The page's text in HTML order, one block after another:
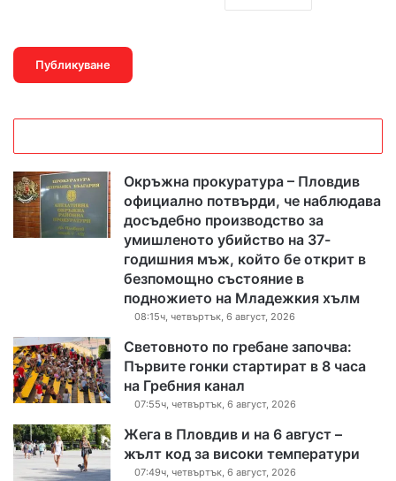
Окръжна прокуратура – Пловдив
официално потвърди, че наблюдава
досъдебно производство за
умишленото убийство на 37-
годишния мъж, който бе открит в
безпомощно състояние в
подножието на Младежкия хълм
08:15ч, четвъртък, 6 август, 2026
Световното по гребане започва:
Първите гонки стартират в 8 часа
на Гребния канал
07:55ч, четвъртък, 6 август, 2026
Жега в Пловдив и на 6 август –
жълт код за високи температури
07:49ч, четвъртък, 6 август, 2026